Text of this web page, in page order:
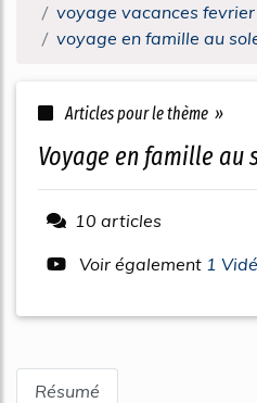
voyage vacances fevrier
voyage en famille au
Articles pour le thème »
voyage en famille
10 articles
Voir également 1
Résumé